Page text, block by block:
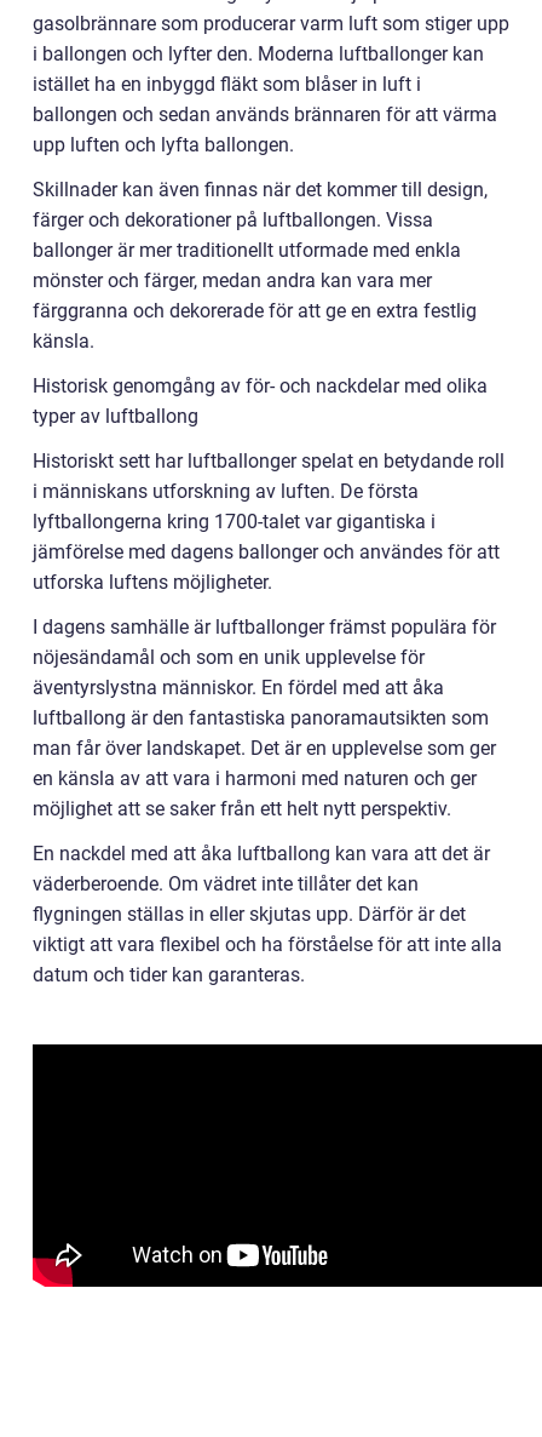
gasolbrännare som producerar varm luft som stiger upp
i ballongen och lyfter den. Moderna luftballonger kan
istället ha en inbyggd fläkt som blåser in luft i
ballongen och sedan används brännaren för att värma
upp luften och lyfta ballongen.
Skillnader kan även finnas när det kommer till design,
färger och dekorationer på luftballongen. Vissa
ballonger är mer traditionellt utformade med enkla
mönster och färger, medan andra kan vara mer
färggranna och dekorerade för att ge en extra festlig
känsla.
Historisk genomgång av för- och nackdelar med olika
typer av luftballong
Historiskt sett har luftballonger spelat en betydande roll
i människans utforskning av luften. De första
lyftballongerna kring 1700-talet var gigantiska i
jämförelse med dagens ballonger och användes för att
utforska luftens möjligheter.
I dagens samhälle är luftballonger främst populära för
nöjesändamål och som en unik upplevelse för
äventyrslystna människor. En fördel med att åka
luftballong är den fantastiska panoramautsikten som
man får över landskapet. Det är en upplevelse som ger
en känsla av att vara i harmoni med naturen och ger
möjlighet att se saker från ett helt nytt perspektiv.
En nackdel med att åka luftballong kan vara att det är
väderberoende. Om vädret inte tillåter det kan
flygningen ställas in eller skjutas upp. Därför är det
viktigt att vara flexibel och ha förståelse för att inte alla
datum och tider kan garanteras.